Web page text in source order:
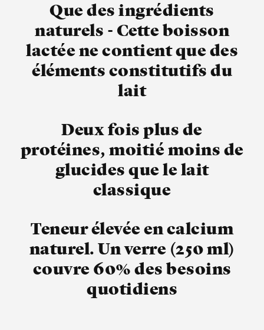
Que des ingrédients
naturels - Cette boisson
lactée ne contient que des
éléments constitutifs du
lait
Deux fois plus de
protéines, moitié moins de
glucides que le lait
classique
Teneur élevée en calcium
naturel. Un verre (250 ml)
couvre 60% des besoins
quotidiens